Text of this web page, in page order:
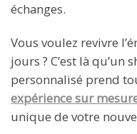
échanges.
Vous voulez revivre
jours ? C’est là qu’un
personnalisé prend
expérience sur
unique de votre